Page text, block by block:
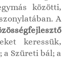
közötti,
A
keressük,
Szüreti bál; a